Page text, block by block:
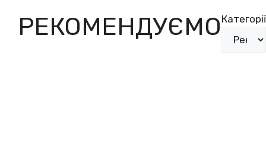
РЕКОМЕНДУЄМО Категорії